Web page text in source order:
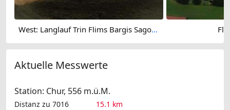
West: Langlauf Trin Flims Bargis Sagogn - Graubünden - Pinut
Aktuelle Messwerte
Station: Chur, 556 m.ü.M.
Distanz zu 7016
15.1 km